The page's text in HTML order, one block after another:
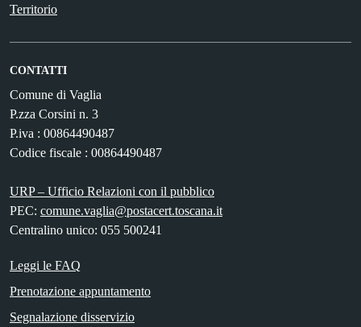
Territorio
CONTATTI
Comune di Vaglia
P.zza Corsini n. 3
P.iva : 00864490487
Codice fiscale : 00864490487
URP – Ufficio Relazioni con il pubblico
PEC: comune.vaglia@postacert.toscana.it
Centralino unico: 055 500241
Leggi le FAQ
Prenotazione appuntamento
Segnalazione disservizio